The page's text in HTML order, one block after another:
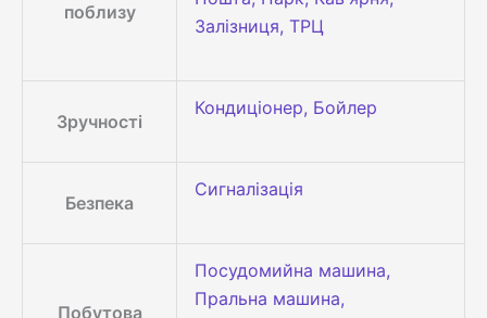
поблизу
Залізниця, ТРЦ
Зручності
Кондиціонер, Бойлер
Безпека
Сигналізація
Побутова
Посудомийна машина,
Пральна машина,